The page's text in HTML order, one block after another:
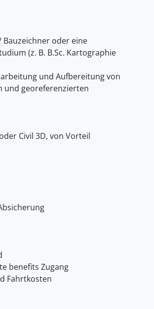
Bauzeichner oder eine
(z. B. B.Sc. Kartographie
und Aufbereitung von
und georeferenzierten
Civil 3D, von Vorteil
benefits Zugang
Fahrtkosten